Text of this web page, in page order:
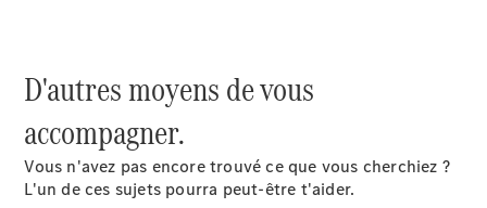
véhicule
Trouvez un
véhicule
neuf en
stock
Vito
D'autres moyens de vous
accompagner.
Vous n'avez pas encore trouvé ce que vous cherchiez ?
L'un de ces sujets pourra peut-être t'aider.